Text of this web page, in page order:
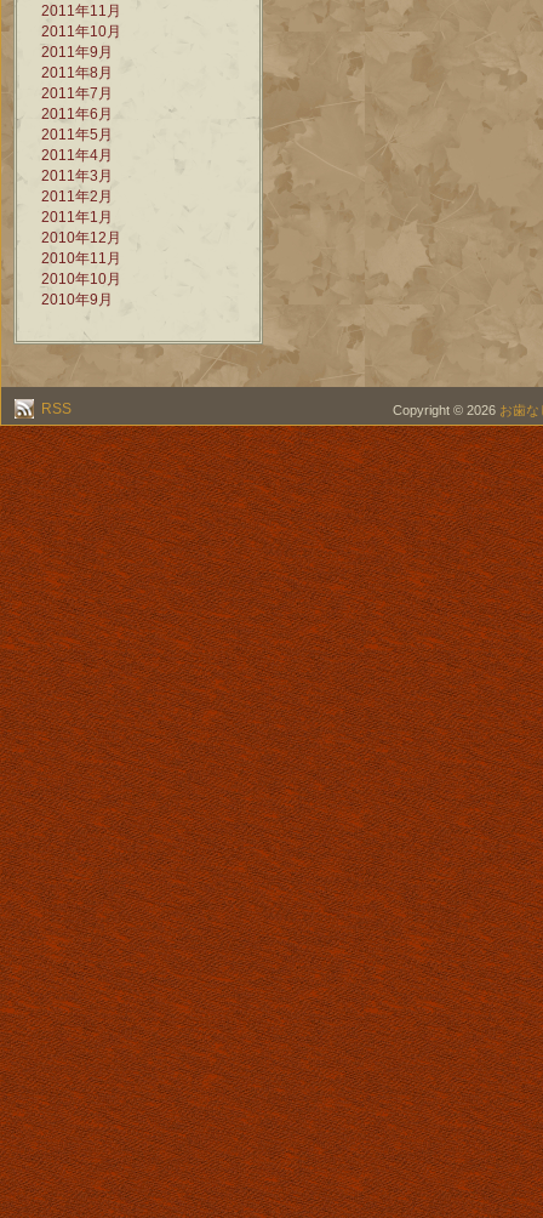
2011年11月
2011年10月
2011年9月
2011年8月
2011年7月
2011年6月
2011年5月
2011年4月
2011年3月
2011年2月
2011年1月
2010年12月
2010年11月
2010年10月
2010年9月
Copyright © 2026 お歯
RSS